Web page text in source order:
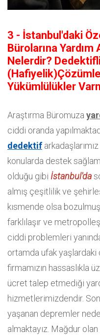
3 - İstanbul'daki
Bürolarına Yardım
Nelerdir?
Yükümlülükler
Araştırma Büromuza
ciddi oranda
dedektif
konularda destek
olduğu gibi İstanbul'da
almış çeşitlilik ve
kısmende olsa
farklılaşır ve
ciddi problemleri
ortamda ufak yaşlardaki
firmamızın hassaslıkla
ücret talep etmediği
hizmetlerimizdendir.
yaşanan depremler
almaktayız. Mağdur